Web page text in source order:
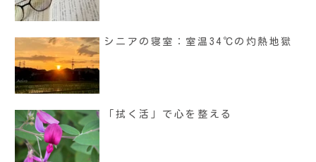
シニアの寝室：室温34℃の灼熱地獄
「拭く活」で心を整える